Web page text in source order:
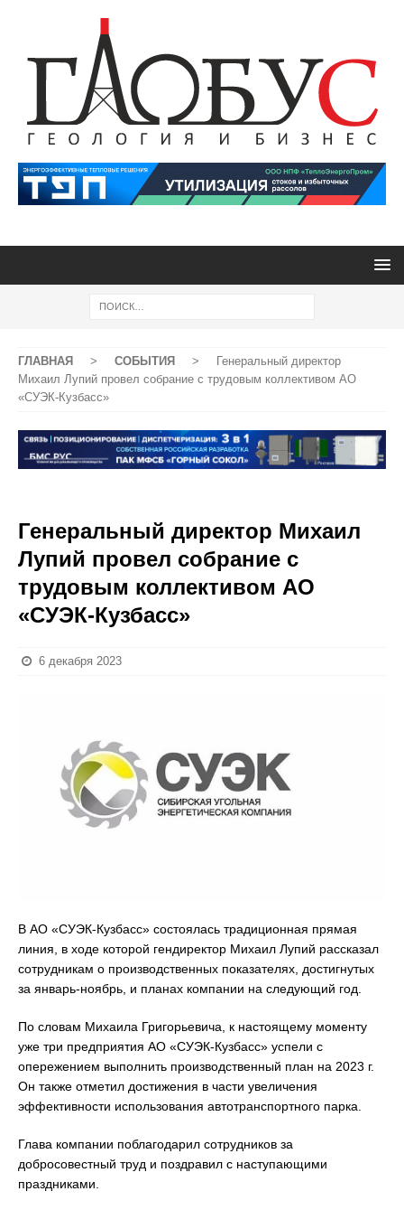
ГЛАВНАЯ > СОБЫТИЯ >
Генеральный директор
Михаил Лупий провел собрание с трудовым коллективом АО
«СУЭК-Кузбасс»
Генеральный директор Михаил
Лупий провел собрание с
трудовым коллективом АО
«СУЭК-Кузбасс»
6 декабря 2023
В АО «СУЭК-Кузбасс» состоялась традиционная прямая
линия, в ходе которой гендиректор Михаил Лупий рассказал
сотрудникам о производственных показателях, достигнутых
за январь-ноябрь, и планах компании на следующий год.
По словам Михаила Григорьевича, к настоящему моменту
уже три предприятия АО «СУЭК-Кузбасс» успели с
опережением выполнить производственный план на 2023 г.
Он также отметил достижения в части увеличения
эффективности использования автотранспортного парка.
Глава компании поблагодарил сотрудников за
добросовестный труд и поздравил с наступающими
праздниками.